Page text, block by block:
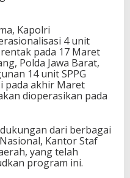
Kapolri
4 unit
pada 17 Maret
Polda Jawa Barat,
14 unit SPPG
pada akhir Maret
dioperasikan pada
dari berbagai
Kantor Staf
yang telah
program ini.